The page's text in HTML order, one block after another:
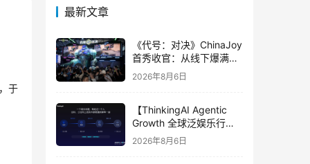
于
最新文章
《代号：对决》ChinaJoy
首秀收官：从线下爆满看
见玩家的真实期待
2026年8月6日
【ThinkingAI Agentic
Growth 全球泛娱乐行业
峰会】Agent 时代，人到
2026年8月6日